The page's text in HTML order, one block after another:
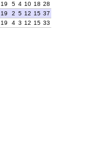
19 5 4 10 18 28
19 2 5 12 15 37
19 4 3 12 15 33